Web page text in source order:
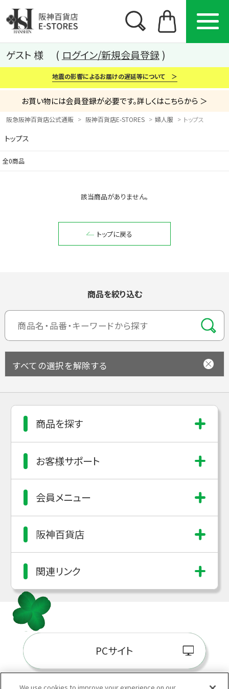
カテゴリー
閉じる
ゲスト 様 ログイン/新規会員登録
地震の影響によるお届けの遅延等について ＞
お買い物には会員登録が必要です。詳しくはこちらから ＞
阪急阪神百貨店公式通販 阪神百貨店E-STORES 婦人服 トップス
トップス
全0商品
該当商品がありません。
トップに戻る
商品を絞り込む
すべての選択を解除する
商品を探す
お客様サポート
会員メニュー
阪神百貨店
関連リンク
PCサイト